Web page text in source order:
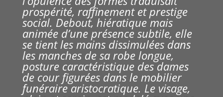
prospérité, raffinement et prestige
social. Debout, hiératique mais
animée d’une présence subtile, elle
se tient les mains dissimulées dans
les manches de sa robe longue,
posture caractéristique des dames
de cour figurées dans le mobilier
funéraire aristocratique. Le visage,